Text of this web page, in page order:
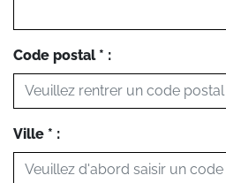
Code postal * :
Ville * :